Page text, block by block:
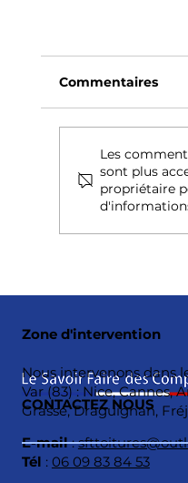
Antibes :
Commentaires
Les
sont plus
propriétaire
CONTACTEZ NOUS
E-mail:
Tél : 06 09 83 84 53
Zone d'intervention
Nous intervenons dans
Var (83) : Nice, Cannes,
Grasse, Draguignan,